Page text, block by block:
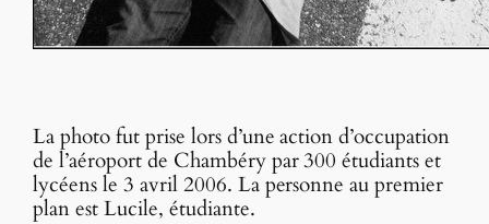
La photo fut prise lors d’une action d’occupation
de l’aéroport de Chambéry par 300 étudiants et
lycéens le 3 avril 2006. La personne au premier
plan est Lucile, étudiante.